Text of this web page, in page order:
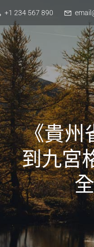
+1 234 567 890
《貴州
到九宮